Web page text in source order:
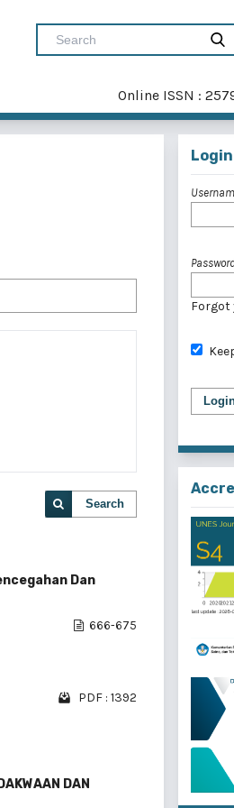
Online ISSN :
Search
Dan
666-675
PDF : 1392
DAN
Login
Forgot